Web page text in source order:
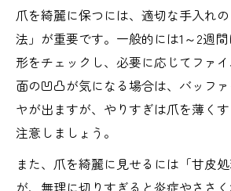
ネイル手入れに便利なグッ
爪のケアを助ける道具の手
健やかな爪を保つ手入れ頻度の
ネイル手入れの最適な頻度
爪の健康を守るためのケア
ネイルは何週間ごとに変え
年齢別・生活習慣別のネイ
爪を綺麗に保つには、適切な手入れ
法」が重要です。一般的には1～2週
形をチェックし、必要に応じてファ
面の凹凸が気になる場合は、バッフ
ヤが出ますが、やりすぎは爪を薄く
注意しましょう。
また、爪を綺麗に見せるには「甘皮
が、無理に切りすぎると炎症やささ